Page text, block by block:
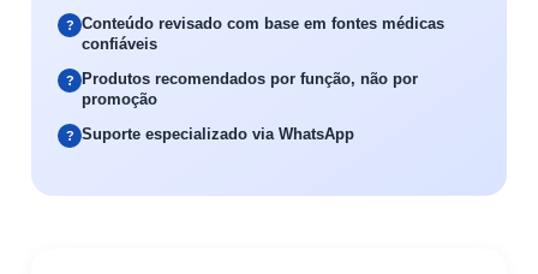
Conteúdo revisado com base em fontes médicas
confiáveis
Produtos recomendados por função, não por
promoção
Suporte especializado via WhatsApp